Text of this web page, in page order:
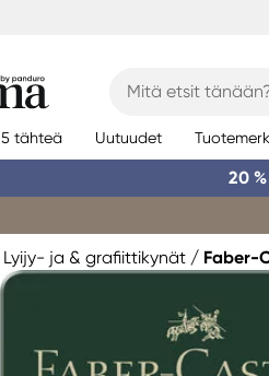
5 tähteä Uutuudet
20
Lyijy- ja & grafiittikynät Faber-